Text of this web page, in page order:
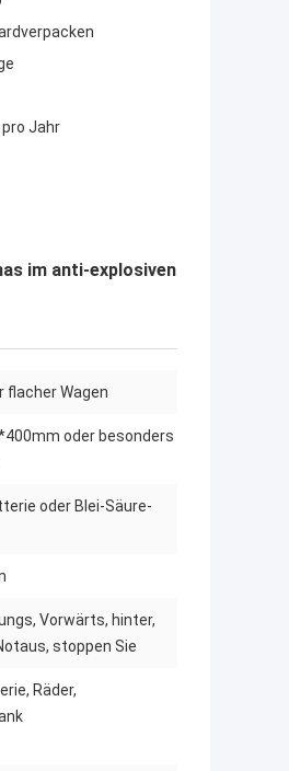
Jahr
im anti-explosiven
flacher Wagen
oder besonders
oder Blei-Säure-
Vorwärts, hinter,
stoppen Sie
Räder,